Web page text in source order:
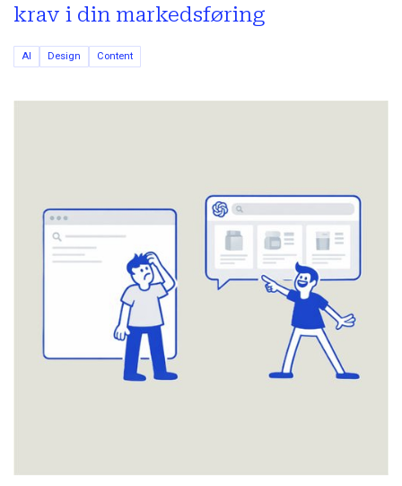
krav i din markedsføring
AI Design Content